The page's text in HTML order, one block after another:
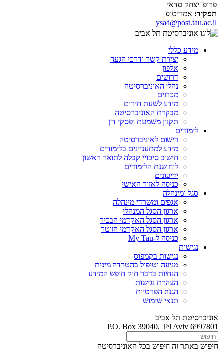
פרופ' יצחק סדאי
תפקיד: אמריטוס
ysad@post.tau.ac.il
מידע כללי
יצירת קשר ודרכי הגעה
אלפון
דרושים
נהלי האוניברסיטה
מכרזים
מידע לשעת חירום
מבקרת האוניברסיטה
תקנון משמעת ופסקי דין
לימודים
רישום לאוניברסיטה
מידע למתעניינים בלימודים
חישוב סיכויי קבלה לתואר ראשון
לוח שנת הלימודים
ידיעונים
כניסה לאזור האישי
סגל ומינהלה
אגפים ומשרדי מינהלה
ארגון הסגל המנהלי
ארגון הסגל האקדמי הבכיר
ארגון הסגל האקדמי הזוטר
כניסה ל-My Tau
נגישות
נגישות בקמפוס
מניעה וטיפול בהטרדה מינית
הנחיות בדבר חוק חופש המידע
הצהרת נגישות
הגנת הפרטיות
תנאי שימוש
אוניברסיטת תל אביב
P.O. Box 39040, Tel Aviv 6997801
חיפוש באתר זה חיפוש בכל האוניברסיטה